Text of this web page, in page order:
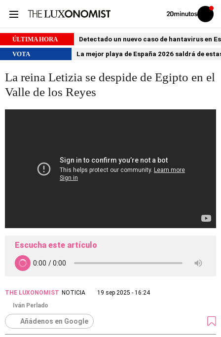
Volver
Iniciar
sesión
ÚLTIMA HORA
Detectado un nuevo caso de hantavirus en
VOTA
La mejor playa de España 2026 saldrá de
La reina Letizia se despide de Egipto en el
Valle de los Reyes
Escucha este artículo
THE LUXONOMIST NOTICIA
19 sep 2025 - 16:24
Iván Perlado
Añádenos en Google